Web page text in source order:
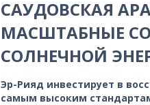
САУДОВСКАЯ
МАСШТАБНЫЕ
СОЛНЕЧНОЙ
Эр-Рияд инвестирует в
самым высоким